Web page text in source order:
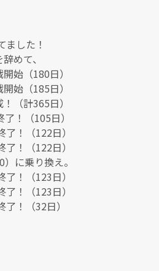
ました！
めて、
始（180日）
始（185日）
（計365日）
！（105日）
！（122日）
！（122日）
に乗り換え。
！（123日）
！（123日）
！（32日）